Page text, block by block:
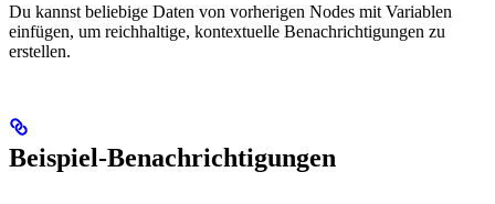
Du kannst beliebige Daten von vorherigen Nodes mit Variablen
einfügen, um reichhaltige, kontextuelle Benachrichtigungen zu
erstellen.
Beispiel-Benachrichtigungen